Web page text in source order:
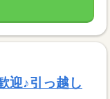
迎♪引っ越し